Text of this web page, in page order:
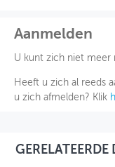
Aanmelden
U kunt zich niet meer
Heeft u zich al reeds
u zich afmelden? Klik